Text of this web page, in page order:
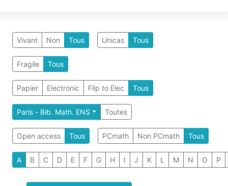
Vivant Non Tous Unicas Tous
Fragile Tous
Papier Electronic Flip to Elec Tous
Paris - Bib. Math. ENS Toutes
Open access Tous PCmath Non PCmath Tous
A B C D E F G H I J K L M N O P